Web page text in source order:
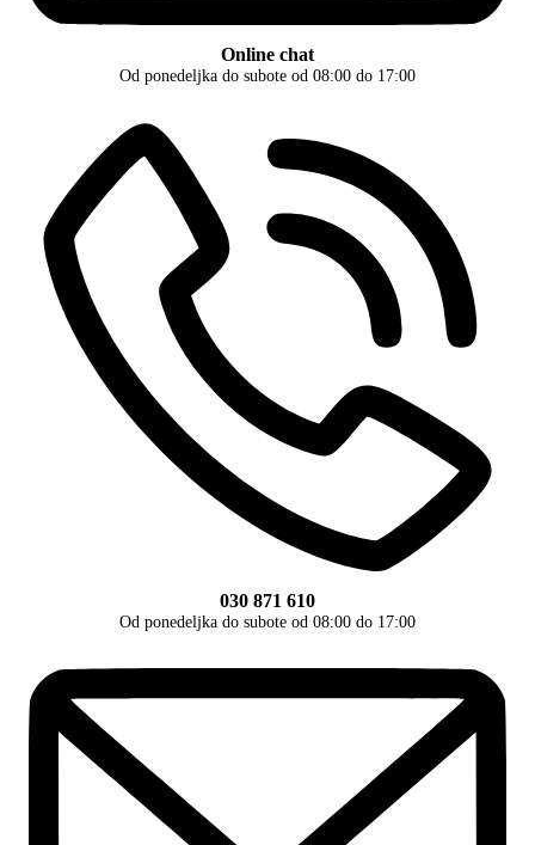
Online chat
Od ponedeljka do subote od 08:00 do 17:00
030 871 610
Od ponedeljka do subote od 08:00 do 17:00